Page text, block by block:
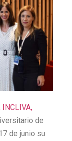
de
de junio su